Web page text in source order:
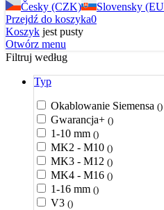
Česky (CZK)
Slovensky
Przejdź do koszyka0
Koszyk jest pusty
Otwórz menu
Filtruj według
Typ
Okablowanie Siemensa ()
Gwarancja+ ()
1-10 mm ()
MK2 - M10 ()
MK3 - M12 ()
MK4 - M16 ()
1-16 mm ()
V3 ()